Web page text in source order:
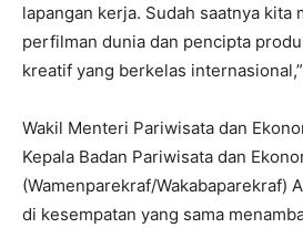
lapangan kerja. Sudah saatnya kita
perfilman dunia dan pencipta
kreatif yang berkelas
Wakil Menteri Pariwisata dan
Kepala Badan Pariwisata dan
(Wamenparekraf/Wakabaparekraf)
di kesempatan yang sama